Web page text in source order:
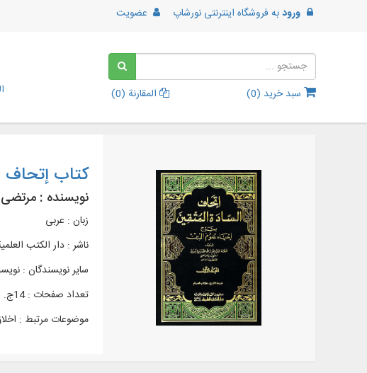
ورودبه فروشگاه اینترنتی نورشاپ عضویت
سبد خرید (0
) المقارنة (0
)
کتاب إتحاف
نویسنده :
زبان : عربی
ناشر : دار الکتب
سایر نویسندگان :
تعداد صفحات : 14ج.
موضوعات مرتبط : اخلاق